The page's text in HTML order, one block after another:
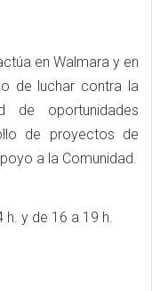
en Walmara y en
de luchar contra la
de oportunidades
de proyectos de
a la Comunidad.
y de 16 a 19 h.